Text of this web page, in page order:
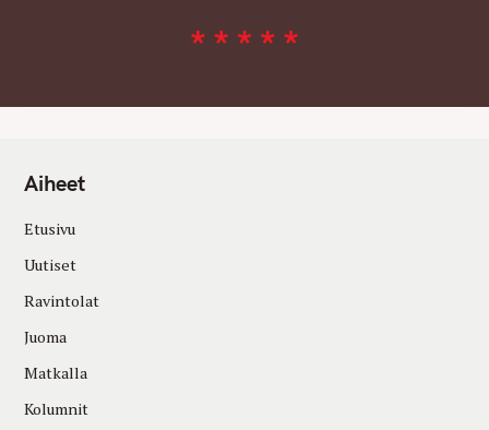
Aiheet
Etusivu
Uutiset
Ravintolat
Juoma
Matkalla
Kolumnit